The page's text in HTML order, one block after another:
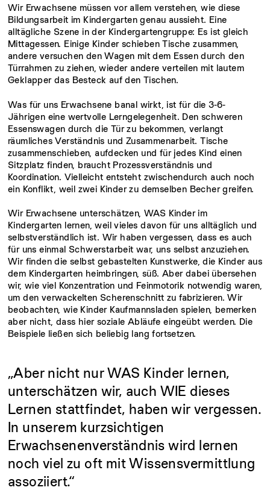
Wir Erwachsene müssen vor allem verstehen, wie diese
Bildungsarbeit im Kindergarten genau aussieht. Eine
alltägliche Szene in der Kindergartengruppe: Es ist gleich
Mittagessen. Einige Kinder schieben Tische zusammen,
andere versuchen den Wagen mit dem Essen durch den
Türrahmen zu ziehen, wieder andere verteilen mit lautem
Geklapper das Besteck auf den Tischen.
Was für uns Erwachsene banal wirkt, ist für die 3-6-
Jährigen eine wertvolle Lerngelegenheit. Den schweren
Essenswagen durch die Tür zu bekommen, verlangt
räumliches Verständnis und Zusammenarbeit. Tische
zusammenschieben, aufdecken und für jedes Kind einen
Sitzplatz finden, braucht Prozessverständnis und
Koordination. Vielleicht entsteht zwischendurch auch noch
ein Konflikt, weil zwei Kinder zu demselben Becher greifen.
Wir Erwachsene unterschätzen, WAS Kinder im
Kindergarten lernen, weil vieles davon für uns alltäglich und
selbstverständlich ist. Wir haben vergessen, dass es auch
für uns einmal Schwerstarbeit war, uns selbst anzuziehen.
Wir finden die selbst gebastelten Kunstwerke, die Kinder aus
dem Kindergarten heimbringen, süß. Aber dabei übersehen
wir, wie viel Konzentration und Feinmotorik notwendig waren,
um den verwackelten Scherenschnitt zu fabrizieren. Wir
beobachten, wie Kinder Kaufmannsladen spielen, bemerken
aber nicht, dass hier soziale Abläufe eingeübt werden. Die
Beispiele ließen sich beliebig lang fortsetzen.
„Abernicht nurWAS Kinder lernen,
unterschätzen wir, auch WIE dieses
Lernen stattfindet, haben wirvergessen.
In unserem kurzsichtigen
Erwachsenenverständnis wird lernen
noch viel zu oft mitWissensvermittlung
assoziiert.“